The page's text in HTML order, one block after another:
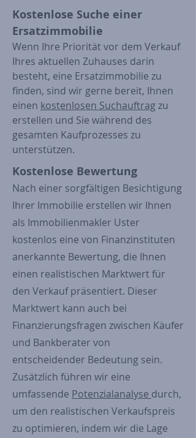
Kostenlose Suche einer
Ersatzimmobilie
Wenn Ihre Priorität vor dem Verkauf
Ihres aktuellen Zuhauses darin
besteht, eine Ersatzimmobilie zu
finden, sind wir gerne bereit, Ihnen
einen kostenlosen Suchauftragzu
erstellen und Sie während des
gesamten Kaufprozesses zu
unterstützen.
Kostenlose Bewertung
Nach einer sorgfältigen Besichtigung
Ihrer Immobilie erstellen wir Ihnen
als Immobilienmakler Uster
kostenlos eine von Finanzinstituten
anerkannte Bewertung, die Ihnen
einen realistischen Marktwert für
den Verkauf präsentiert. Dieser
Marktwert kann auch bei
Finanzierungsfragen zwischen Käufer
und Bankberater von
entscheidender Bedeutung sein.
Zusätzlich führen wir eine
umfassende Potenzialanalyse durch,
um den realistischen Verkaufspreis
zu optimieren, indem wir die Lage